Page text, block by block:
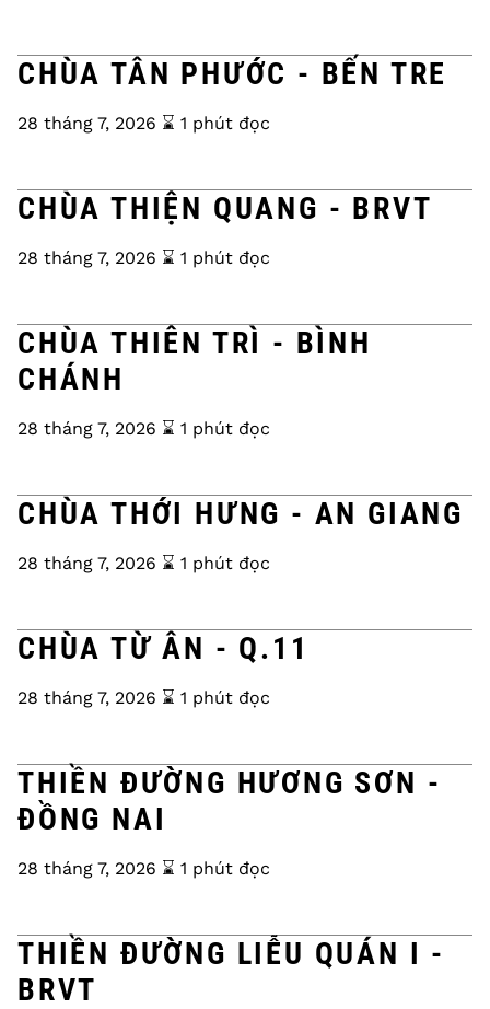
CHÙA TÂN PHƯỚC - BẾN TRE
28 tháng 7, 2026 ⌛️ 1 phút đọc
CHÙA THIỆN QUANG - BRVT
28 tháng 7, 2026 ⌛️ 1 phút đọc
CHÙA THIÊN TRÌ - BÌNH
CHÁNH
28 tháng 7, 2026 ⌛️ 1 phút đọc
CHÙA THỚI HƯNG - AN GIANG
28 tháng 7, 2026 ⌛️ 1 phút đọc
CHÙA TỪ ÂN - Q.11
28 tháng 7, 2026 ⌛️ 1 phút đọc
THIỀN ĐƯỜNG HƯƠNG SƠN -
ĐỒNG NAI
28 tháng 7, 2026 ⌛️ 1 phút đọc
THIỀN ĐƯỜNG LIỄU QUÁN I -
BRVT